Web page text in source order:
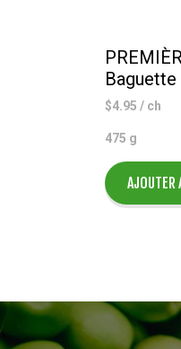
Baguette
$4.95 / ch
475 g
AJOUTER